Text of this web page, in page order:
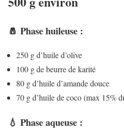
🧂 Phase huileuse :
250 g d’huile d’olive
100 g de beurre de karité
80 g d’huile d’amande douce
70 g d’huile de coco (max 15%
💧 Phase aqueuse :